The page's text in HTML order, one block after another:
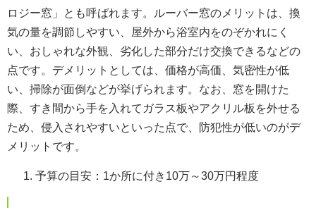
ロジー窓」とも呼ばれます。ルーバー窓のメリットは、換
気の量を調節しやすい、屋外から浴室内をのぞかれにく
い、おしゃれな外観、劣化した部分だけ交換できるなどの
点です。デメリットとしては、価格が高価、気密性が低
い、掃除が面倒などが挙げられます。なお、窓を開けた
際、すき間から手を入れてガラス板やアクリル板を外せる
ため、侵入されやすいといった点で、防犯性が低いのがデ
メリットです。
予算の目安：1か所に付き10万～30万円程度